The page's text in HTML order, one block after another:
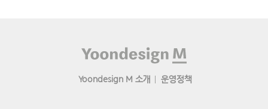
Yoondesign M 소개 운영정책